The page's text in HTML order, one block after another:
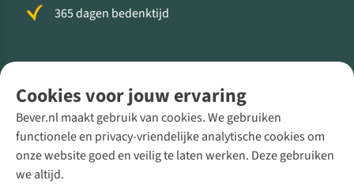
Cookies voor jouw ervaring
Bever.nl maakt gebruik van cookies. We gebruiken
functionele en privacy-vriendelijke analytische cookies om
onze website goed en veilig te laten werken. Deze gebruiken
we altijd.
365 dagen bedenktijd
Direct advies van een Buitenexpert